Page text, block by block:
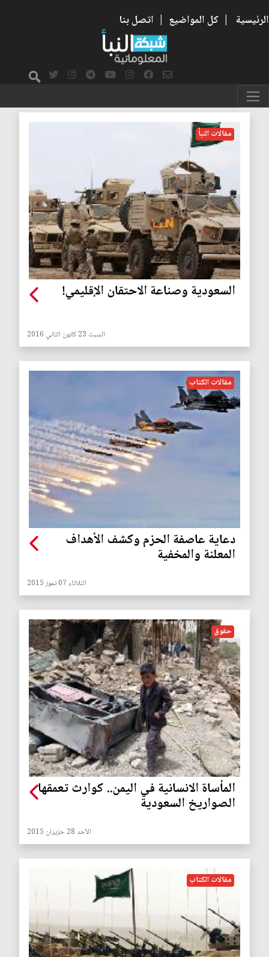
الرئيسية | كل المواضيع | اتصل بنا
عاصفة الحزم
مقالات النبأ
السعودية وصناعة الاحتقان الإقليمي!
السبت 23 كانون الثاني 2016
مقالات الكتاب
دعاية عاصفة الحزم وكشف الأهداف
المعلنة والمخفية
الثلاثاء 07 تموز 2015
حقوق
المأساة الانسانية في اليمن.. كوارث تعمقها
الصواريخ السعودية
الأحد 28 حزيران 2015
مقالات الكتاب